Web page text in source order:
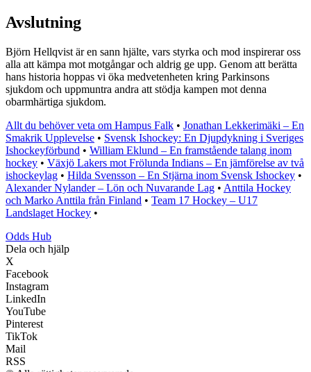
Avslutning
Björn Hellqvist är en sann hjälte, vars styrka och mod inspirerar oss
alla att kämpa mot motgångar och aldrig ge upp. Genom att berätta
hans historia hoppas vi öka medvetenheten kring Parkinsons
sjukdom och uppmuntra andra att stödja kampen mot denna
obarmhärtiga sjukdom.
Allt du behöver veta om Hampus Falk • Jonathan Lekkerimäki – En
Smakrik Upplevelse • Svensk Ishockey: En Djupdykning i Sveriges
Ishockeyförbund • William Eklund – En framstående talang inom
hockey • Växjö Lakers mot Frölunda Indians – En jämförelse av två
ishockeylag • Hilda Svensson – En Stjärna inom Svensk Ishockey •
Alexander Nylander – Lön och Nuvarande Lag • Anttila Hockey
och Marko Anttila från Finland • Team 17 Hockey – U17
Landslaget Hockey •
Odds Hub
Dela och hjälp
X
Facebook
Instagram
LinkedIn
YouTube
Pinterest
TikTok
Mail
RSS